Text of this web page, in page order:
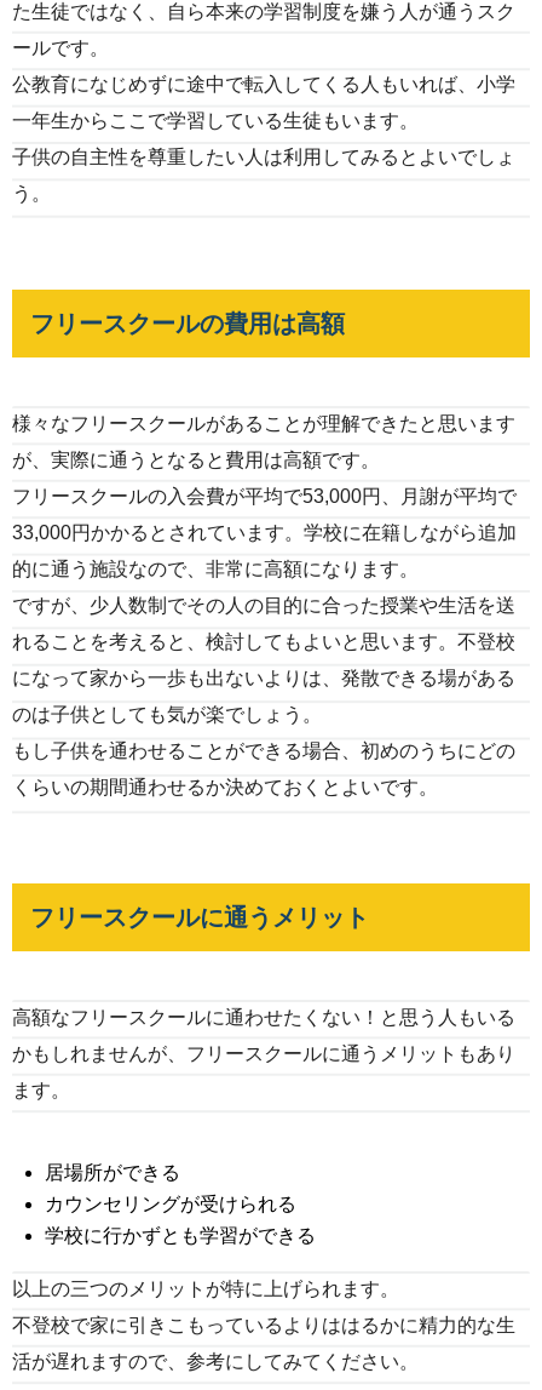
た生徒ではなく、自ら本来の学習制度を嫌う人が通うスク
ールです。
公教育になじめずに途中で転入してくる人もいれば、小学
一年生からここで学習している生徒もいます。
子供の自主性を尊重したい人は利用してみるとよいでしょ
う。
フリースクールの費用は高額
様々なフリースクールがあることが理解できたと思います
が、実際に通うとなると費用は高額です。
フリースクールの入会費が平均で53,000円、月謝が平均で
33,000円かかるとされています。学校に在籍しながら追加
的に通う施設なので、非常に高額になります。
ですが、少人数制でその人の目的に合った授業や生活を送
れることを考えると、検討してもよいと思います。不登校
になって家から一歩も出ないよりは、発散できる場がある
のは子供としても気が楽でしょう。
もし子供を通わせることができる場合、初めのうちにどの
くらいの期間通わせるか決めておくとよいです。
フリースクールに通うメリット
高額なフリースクールに通わせたくない！と思う人もいる
かもしれませんが、フリースクールに通うメリットもあり
ます。
居場所ができる
カウンセリングが受けられる
学校に行かずとも学習ができる
以上の三つのメリットが特に上げられます。
不登校で家に引きこもっているよりははるかに精力的な生
活が遅れますので、参考にしてみてください。